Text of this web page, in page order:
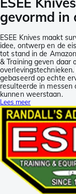
gevormd in
ESEE Knives maakt
idee, ontwerp en de
tot stand in de
& Training geven daar
gebaseerd op echte
resulteerde in
kunnen weerstaan.
Lees meer